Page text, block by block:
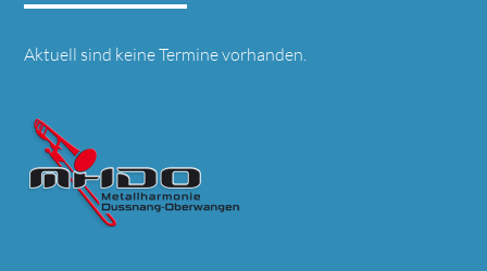
Aktuell sind keine Termine vorhanden.